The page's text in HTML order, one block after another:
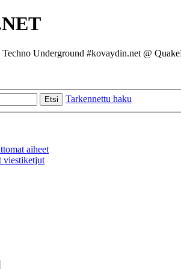
Underground #kovaydin.net @
Etsi Tarkennettu haku
aiheet
viestiketjut